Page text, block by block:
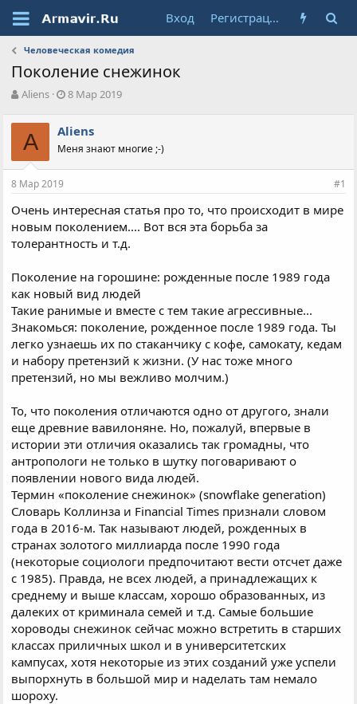
Вход Регистрация
Человеческая комедия
Поколение снежинок
А
т
р
т
е
ы
Aliens
Д
а
н
л
а
8 Мар 2019
A Aliens
Меня знают многие ;-)
8 Мар 2019 #1
Очень интересная статья про то, что происходит в мире
новым поколением.... Вот вся эта борьба за
толерантность и т.д.
Поколение на горошине: рожденные после 1989 года
как новый вид людей
Такие ранимые и вместе с тем такие агрессивные...
Знакомься: поколение, рожденное после 1989 года. Ты
легко узнаешь их по стаканчику с кофе, самокату, кедам
и набору претензий к жизни. (У нас тоже много
претензий, но мы вежливо молчим.)
То, что поколения отличаются одно от другого, знали
еще древние вавилоняне. Но, пожалуй, впервые в
истории эти отличия оказались так громадны, что
антропологи не только в шутку поговаривают о
появлении нового вида людей.
Термин «поколение снежинок» (snowflake generation)
Словарь Коллинза и Financial Times признали словом
года в 2016-м. Так называют людей, рожденных в
странах золотого миллиарда после 1990 года
(некоторые социологи предпочитают вести отсчет даже
с 1985). Правда, не всех людей, а принадлежащих к
среднему и выше классам, хорошо образованных, из
далеких от криминала семей и т.д. Самые большие
хороводы снежинок сейчас можно встретить в старших
классах приличных школ и в университетских
кампусах, хотя некоторые из этих созданий уже успели
выпорхнуть в большой мир и наделать там немало
шороху.